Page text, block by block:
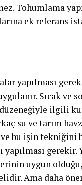
Tohumlama
ek referans
yapılması
Sıcak ve
ilgili
su ve tarım
bu işin tekniğini
gerekir.
uygun
Ama daha